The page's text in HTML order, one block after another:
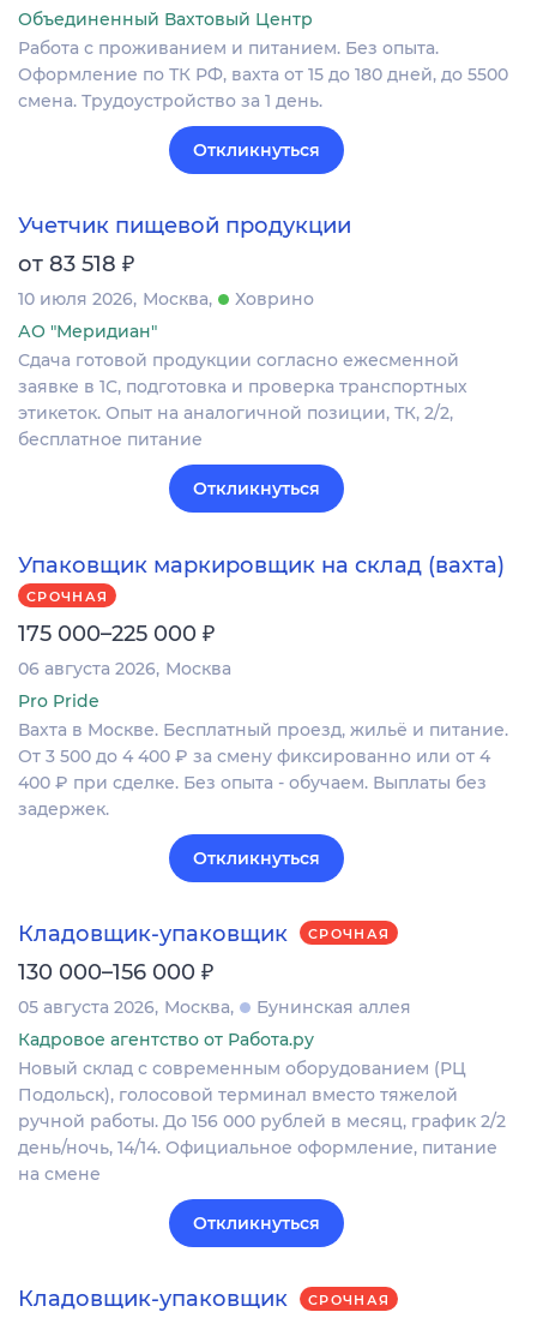
Объединенный Вахтовый Центр
Работа с проживанием и питанием. Без опыта.
Оформление по ТК РФ, вахта от 15 до 180 дней, до 5500
смена. Трудоустройство за 1 день.
Откликнуться
Учетчик пищевой продукции
от 83 518 ₽
10 июля 2026 Москва
Ховрино
АО "Меридиан"
Сдача готовой продукции согласно ежесменной
заявке в 1С, подготовка и проверка транспортных
этикеток. Опыт на аналогичной позиции, ТК, 2/2,
бесплатное питание
Откликнуться
Упаковщик маркировщик на склад (вахта)
СРОЧНАЯ
175 000–225 000 ₽
06 августа 2026 Москва
Pro Pride
Вахта в Москве. Бесплатный проезд, жильё и питание.
От 3 500 до 4 400 ₽ за смену фиксированно или от 4
400 ₽ при сделке. Без опыта - обучаем. Выплаты без
задержек.
Откликнуться
Кладовщик-упаковщик СРОЧНАЯ
130 000–156 000 ₽
05 августа 2026 Москва
Бунинская аллея
Кадровое агентство от Работа.ру
Новый склад с современным оборудованием (РЦ
Подольск), голосовой терминал вместо тяжелой
ручной работы. До 156 000 рублей в месяц, график 2/2
день/ночь, 14/14. Официальное оформление, питание
на смене
Откликнуться
Кладовщик-упаковщик СРОЧНАЯ